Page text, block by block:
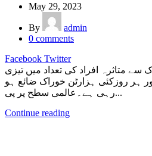
May 29, 2023
By
admin
0 comments
Facebook Twitter
بھوک سے متاثرہ افراد کی تعداد میں تیزی
ہر روزکئی ہزارٹن خوراک ضائع ہو
رہی ہے۔عالمی سطح پر پی...
Continue reading